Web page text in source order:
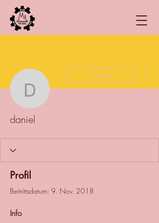
daniel
Folgen
daniel
Profil
Beitrittsdatum: 9. Nov. 2018
Info